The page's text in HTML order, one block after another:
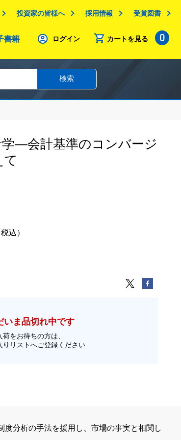
投資家の皆様へ 採用情報 受賞図書
書籍 ログイン カートを見る 0
検索
―会計基準のコンバージ
て
込）
いま品切れ中です
荷をお待ちの方は、
りリストへご登録ください
分析の手法を援用し、市場の事実と相関し